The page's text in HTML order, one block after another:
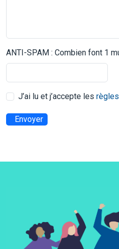
ANTI-SPAM : Combien font 1
J’ai lu et j’accepte les
Envoyer